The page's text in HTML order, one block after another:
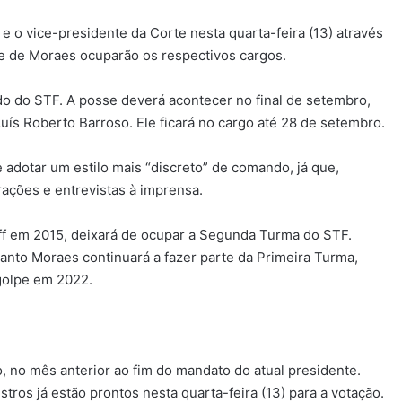
o vice-presidente da Corte nesta quarta-feira (13) através
de Moraes ocuparão os respectivos cargos.
do STF. A posse deverá acontecer no final de setembro,
Roberto Barroso. Ele ficará no cargo até 28 de setembro.
um estilo mais “discreto” de comando, já que,
e entrevistas à imprensa.
2015, deixará de ocupar a Segunda Turma do STF.
Moraes continuará a fazer parte da Primeira Turma,
em 2022.
mês anterior ao fim do mandato do atual presidente.
já estão prontos nesta quarta-feira (13) para a votação.